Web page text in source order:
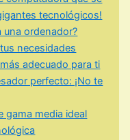
tecnológicos!
una ordenador?
necesidades
adecuado para ti
perfecto: ¡No te
gama media ideal